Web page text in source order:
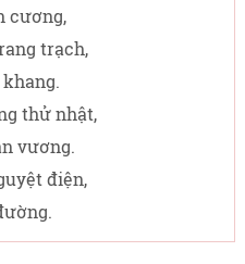
cương,
trạch,
thử nhật,
vương.
điện,